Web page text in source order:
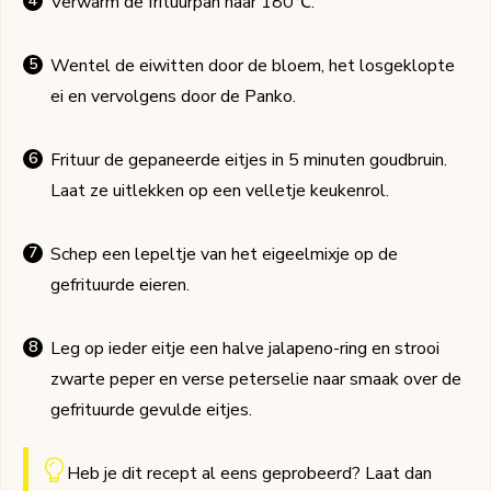
Wentel de eiwitten door de bloem, het losgeklopte
ei en vervolgens door de Panko.
Frituur de gepaneerde eitjes in 5 minuten goudbruin.
Laat ze uitlekken op een velletje keukenrol.
Schep een lepeltje van het eigeelmixje op de
gefrituurde eieren.
Leg op ieder eitje een halve jalapeno-ring en strooi
zwarte peper en verse peterselie naar smaak over de
gefrituurde gevulde eitjes.
Heb je dit recept al eens geprobeerd? Laat dan